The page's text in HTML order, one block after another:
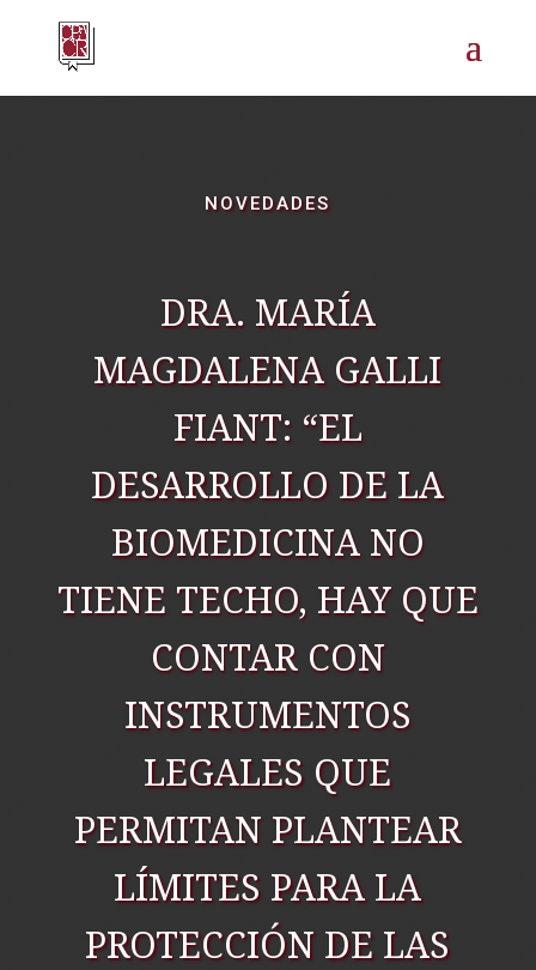
NOVEDADES
DRA. MARÍA
MAGDALENA GALLI
FIANT: “EL
DESARROLLO DE LA
BIOMEDICINA NO
TIENE TECHO, HAY QUE
CONTAR CON
INSTRUMENTOS
LEGALES QUE
PERMITAN PLANTEAR
LÍMITES PARA LA
PROTECCIÓN DE LAS